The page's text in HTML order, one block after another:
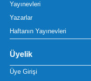
Yayınevleri
Yazarlar
Haftanın Yayınevleri
Üyelik
Üye Girişi